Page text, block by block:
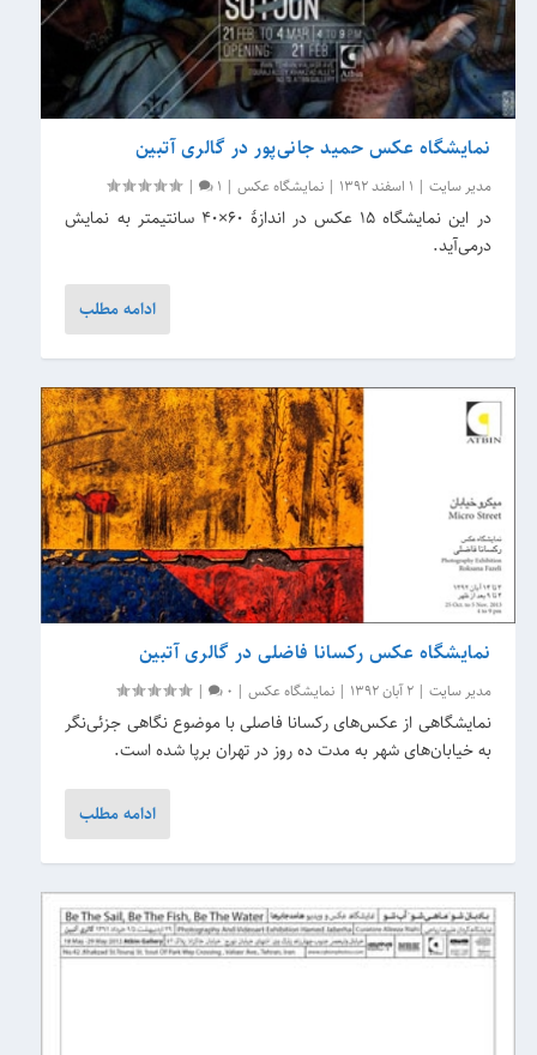
نمایشگاه عکس‌ حمید جانی‌پور در گالری آتبین
مدیر سایت | 1 اسفند 1392 |نمایشگاه عکس |
1
|
در این نمایشگاه ۱۵ عکس در اندازهٔ ۶۰×۴۰ سانتیمتر به نمایش
درمی‌آید.
ادامه مطلب
نمایشگاه عکس رکسانا فاضلی در گالری آتبین
مدیر سایت |2 آبان 1392 |نمایشگاه عکس |
0
|
نمایشگاهی از عکس‌های رکسانا فاصلی با موضوع نگاهی جزئی‌نگر
به خیابان‌های شهر به مدت ده روز در تهران برپا شده است.
ادامه مطلب